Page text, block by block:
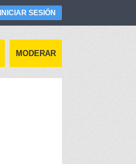
INICIAR SESIÓN
MODERAR